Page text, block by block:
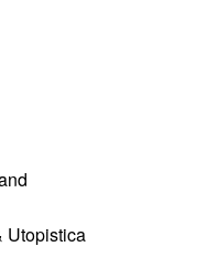
Utopistica